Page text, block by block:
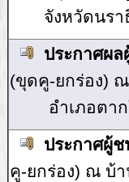
จังหวัดนรา
ประกาศผล
(ขุดคู-ยกร่อง)
อำเภอตา
ประกาศผู้ช
คู-ยกร่อง) ณ บ้